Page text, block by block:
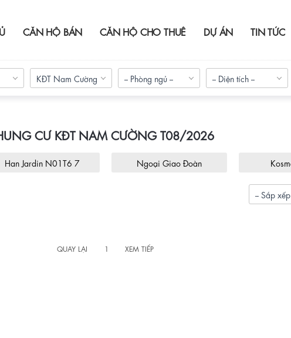
CĂN HỘ BÁN CĂN HỘ CHO THUÊ DỰ ÁN TIN TỨC
KĐT Nam Cường -- Phòng ngủ -- -- Diện tích --
CƯ KĐT NAM CƯỜNG T08/2026
Ngoại Giao Đoàn Kosmo Tây Hồ
-- Sắp xếp
QUAY LẠI 1 XEM TIẾP»